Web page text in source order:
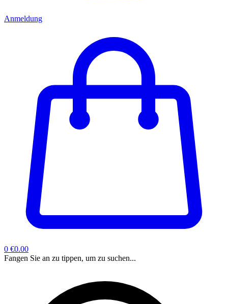
Anmeldung
0 €0.00
Fangen Sie an zu tippen, um zu suchen...